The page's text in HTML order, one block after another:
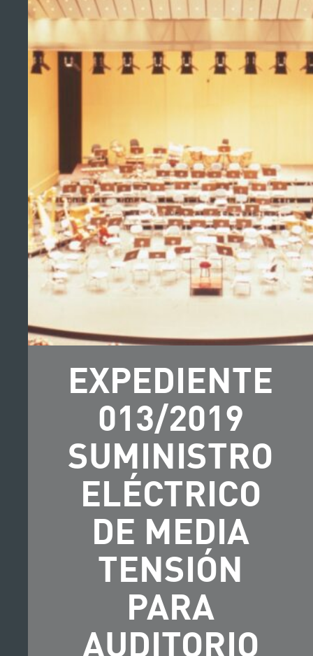
EXPEDIENTE
013/2019
SUMINISTRO
ELÉCTRICO
DE MEDIA
TENSIÓN
PARA
AUDITORIO